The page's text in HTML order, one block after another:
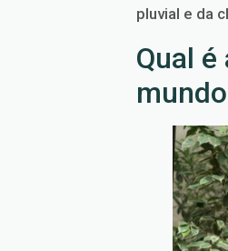
pluvial e da
Qual